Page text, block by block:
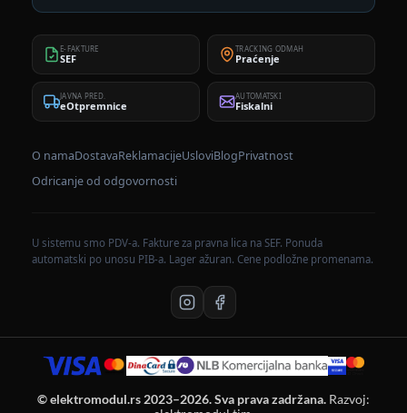
E-FAKTURE
SEF
TRACKING ODMAH
Praćenje
JAVNA PRED.
eOtpremnice
AUTOMATSKI
Fiskalni
O namaDostavaReklamacijeUsloviBlogPrivatnost
Odricanje od odgovornosti
U sistemu smo PDV-a. Fakture za pravna lica na SEF. Ponuda
automatski po unosu PIB-a. Lager ažuran. Cene podložne promenama.
© elektromodul.rs 2023–2026. Sva prava zadržana. Razvoj: